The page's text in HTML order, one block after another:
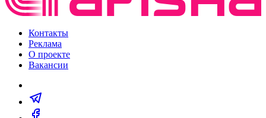
Контакты
Реклама
О проекте
Вакансии